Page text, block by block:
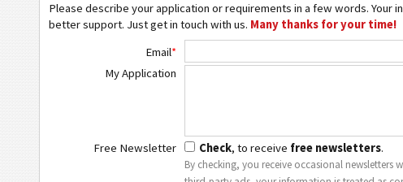
Please describe your application or requirements in a few words.
better support. Just get in touch with us. Many thanks for your time!
Email*
My Application
Free Newsletter Check, to receive free newsletters.
By checking, you receive occasional